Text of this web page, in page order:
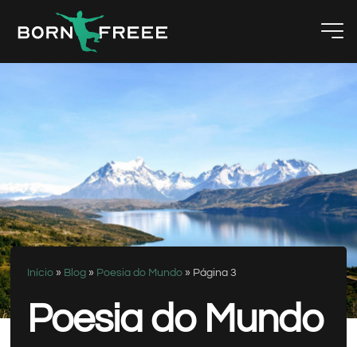
Início » Blog » Poesia do Mundo » Página 3
Poesia do Mundo